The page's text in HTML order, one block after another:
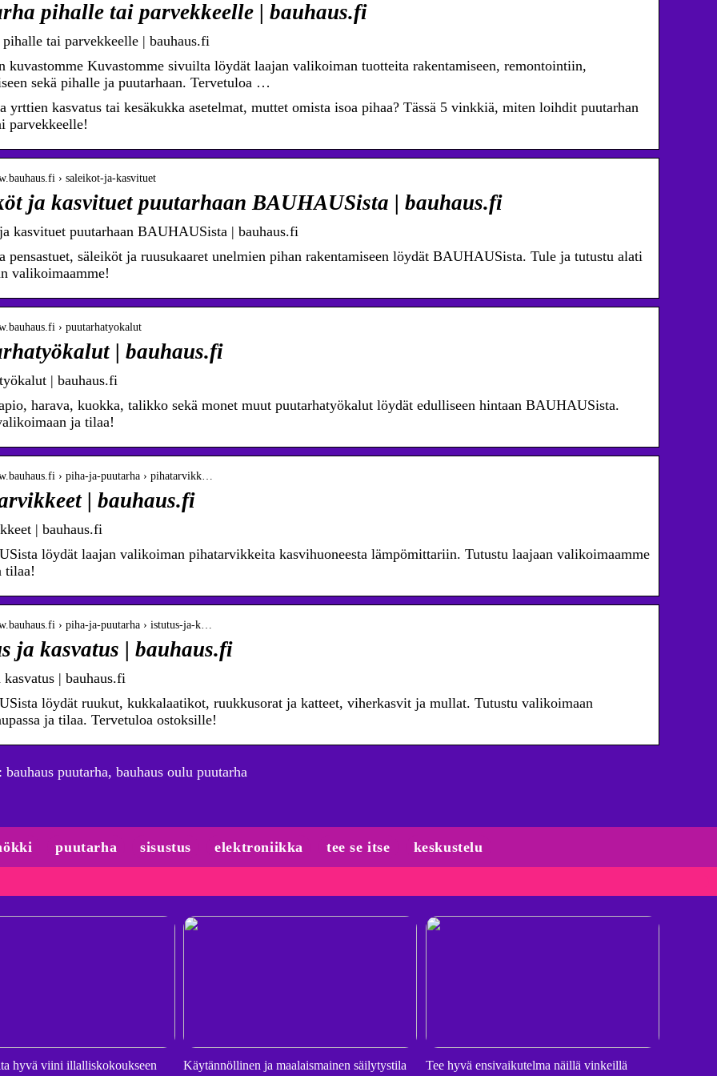
pihalle tai parvekkeelle | bauhaus.fi
pihalle tai parvekkeelle | bauhaus.fi
kuvastomme Kuvastomme sivuilta löydät laajan valikoiman tuotteita rakentamiseen, remontointiin,
sekä pihalle ja puutarhaan. Tervetuloa …
yrttien kasvatus tai kesäkukka asetelmat, muttet omista isoa pihaa? Tässä 5 vinkkiä, miten loihdit puutarhan
parvekkeelle!
› saleikot-ja-kasvituet
ja kasvituet puutarhaan BAUHAUSista | bauhaus.fi
kasvituet puutarhaan BAUHAUSista | bauhaus.fi
pensastuet, säleiköt ja ruusukaaret unelmien pihan rakentamiseen löydät BAUHAUSista. Tule ja tutustu alati
valikoimaamme!
› puutarhatyokalut
| bauhaus.fi
| bauhaus.fi
harava, kuokka, talikko sekä monet muut puutarhatyökalut löydät edulliseen hintaan BAUHAUSista.
ja tilaa!
› piha-ja-puutarha › pihatarvikk…
| bauhaus.fi
| bauhaus.fi
löydät laajan valikoiman pihatarvikkeita kasvihuoneesta lämpömittariin. Tutustu laajaan valikoimaamme
tilaa!
› piha-ja-puutarha › istutus-ja-k…
ja kasvatus | bauhaus.fi
| bauhaus.fi
löydät ruukut, kukkalaatikot, ruukkusorat ja katteet, viherkasvit ja mullat. Tutustu valikoimaan
ja tilaa. Tervetuloa ostoksille!
puutarha, bauhaus oulu puutarha
puutarha sisustus elektroniikka tee se itse keskustelu
hyvä viini illalliskokoukseen Käytännöllinen ja maalaismainen säilytystila Tee hyvä ensivaikutelma näillä vinkeillä